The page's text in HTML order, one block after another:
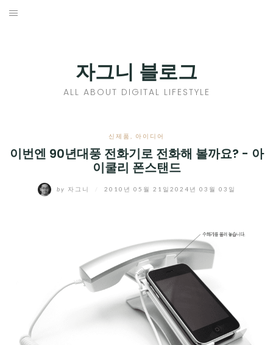
Skip
자그니 블로그
ALL ABOUT DIGITAL LIFESTYLE
신제품 아이디어
이번엔 90년대풍 전화기로 전화해 볼까요? - 아
이쿨리 폰스탠드
by 자그니 2010년 05월 21일 2024년 03월 03일
CHILD
MENU
디지털트렌드
디지털라이프
EXPAND
MENU
CHILD
MENU
EXPAND
CHILD
MENU